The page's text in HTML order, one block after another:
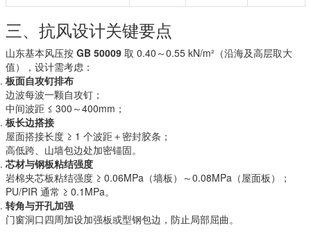
三、抗风设计关键要点
山东基本风压按 GB 50009 ​ 取 0.40～0.55 kN/m²（沿海及高层取大
值），设计需考虑：
板面自攻钉排布
边波每波一颗自攻钉；
中间波距 ≤ 300～400mm；
板长边搭接
屋面搭接长度 ≥ 1 个波距＋密封胶条；
高低跨、山墙包边处加密锚固。
芯材与钢板粘结强度
岩棉夹芯板粘结强度 ≥ 0.06MPa（墙板）～0.08MPa（屋面板）；
PU/PIR 通常 ≥ 0.1MPa。
转角与开孔加强
门窗洞口四周加设加强板或型钢包边，防止局部屈曲。